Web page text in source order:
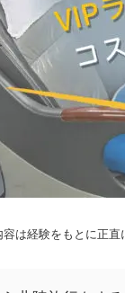
は経験をもとに正